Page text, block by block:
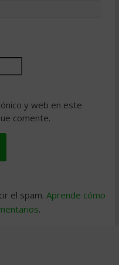
y web en este
comente.
el spam. Aprende cómo
.